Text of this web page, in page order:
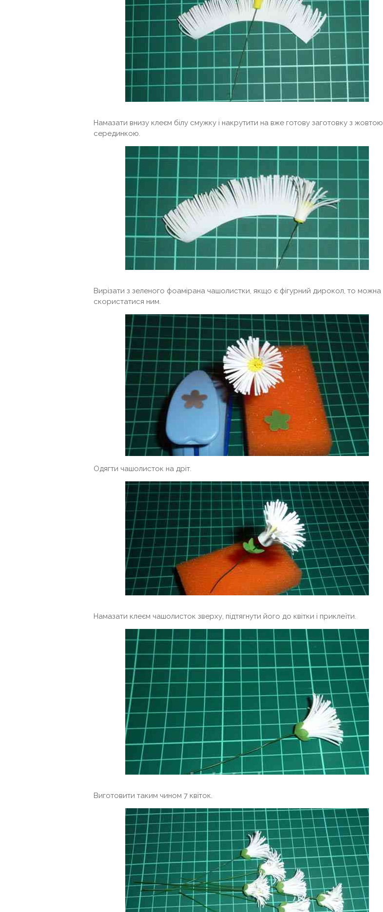
Намазати внизу клеєм білу смужку і накрутити на вже готову заготовку з жовтою
серединкою.
Вирізати з зеленого фоамірана чашолистки, якщо є фігурний дирокол, то можна
скористатися ним.
Одягти чашолисток на дріт.
Намазати клеєм чашолисток зверху, підтягнути його до квітки і приклеїти.
Виготовити таким чином 7 квіток.